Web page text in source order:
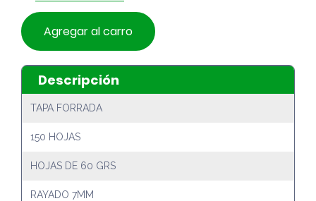
Agregar al carro
Descripción
TAPA FORRADA
150 HOJAS
HOJAS DE 60 GRS
RAYADO 7MM